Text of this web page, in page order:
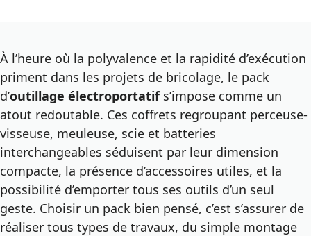
À l’heure où la polyvalence et la rapidité d’exécution
priment dans les projets de bricolage, le pack
d’outillage électroportatifs’impose comme un
atout redoutable. Ces coffrets regroupant perceuse-
visseuse, meuleuse, scie et batteries
interchangeables séduisent par leur dimension
compacte, la présence d’accessoires utiles, et la
possibilité d’emporter tous ses outils d’un seul
geste. Choisir un pack bien pensé, c’est s’assurer de
réaliser tous types de travaux, du simple montage